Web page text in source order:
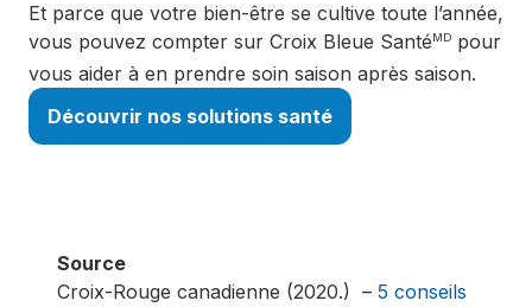
Et parce que votre bien-être se cultive toute l’année,
vous pouvez compter sur Croix Bleue Santé MD pour
vous aider à en prendre soin saison après saison.
Découvrir nos solutions santé
Source
Croix-Rouge canadienne (2020.) – 5 conseils